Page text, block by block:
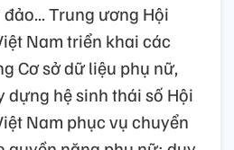
Trung ương Hội
Nam triển khai các
Cơ sở dữ liệu phụ nữ,
dựng hệ sinh thái số Hội
Nam phục vụ chuyển